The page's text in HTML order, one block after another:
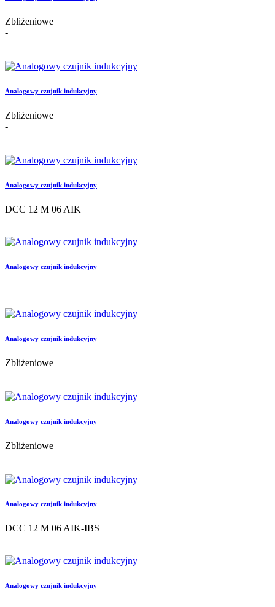
Zbliżeniowe
-
Analogowy czujnik indukcyjny
Zbliżeniowe
-
Analogowy czujnik indukcyjny
DCC 12 M 06 AIK
Analogowy czujnik indukcyjny
Analogowy czujnik indukcyjny
Zbliżeniowe
Analogowy czujnik indukcyjny
Zbliżeniowe
Analogowy czujnik indukcyjny
DCC 12 M 06 AIK-IBS
Analogowy czujnik indukcyjny